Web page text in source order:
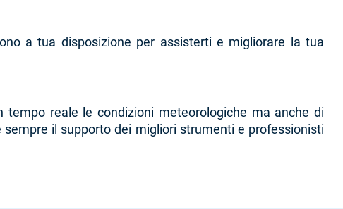
a tua disposizione per assisterti e migliorare la tua
reale le condizioni meteorologiche ma anche di
il supporto dei migliori strumenti e professionisti